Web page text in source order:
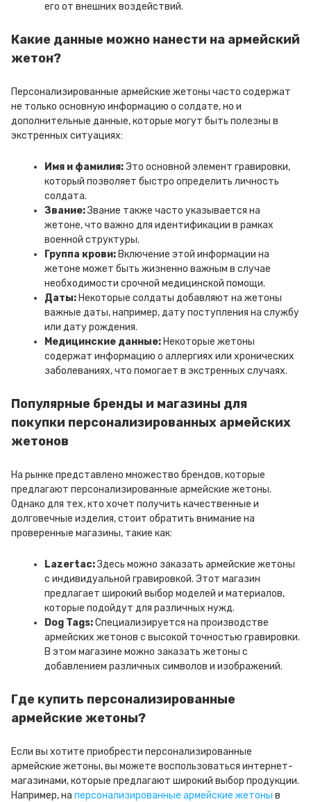
его от внешних воздействий.
Какие данные можно нанести на армейский
жетон?
Персонализированные армейские жетоны часто содержат
не только основную информацию о солдате, но и
дополнительные данные, которые могут быть полезны в
экстренных ситуациях:
Имя и фамилия:Это основной элемент гравировки,
который позволяет быстро определить личность
солдата.
Звание:Звание также часто указывается на
жетоне, что важно для идентификации в рамках
военной структуры.
Группа крови: Включение этой информации на
жетоне может быть жизненно важным в случае
необходимости срочной медицинской помощи.
Даты: Некоторые солдаты добавляют на жетоны
важные даты, например, дату поступления на службу
или дату рождения.
Медицинские данные: Некоторые жетоны
содержат информацию о аллергиях или хронических
заболеваниях, что помогает в экстренных случаях.
Популярные бренды и магазины для
покупки персонализированных армейских
жетонов
На рынке представлено множество брендов, которые
предлагают персонализированные армейские жетоны.
Однако для тех, кто хочет получить качественные и
долговечные изделия, стоит обратить внимание на
проверенные магазины, такие как:
Lazertac:Здесь можно заказать армейские жетоны
с индивидуальной гравировкой. Этот магазин
предлагает широкий выбор моделей и материалов,
которые подойдут для различных нужд.
Dog Tags:Специализируется на производстве
армейских жетонов с высокой точностью гравировки.
В этом магазине можно заказать жетоны с
добавлением различных символов и изображений.
Где купить персонализированные
армейские жетоны?
Если вы хотите приобрести персонализированные
армейские жетоны, вы можете воспользоваться интернет-
магазинами, которые предлагают широкий выбор продукции.
Например, на персонализированные армейские жетоны в